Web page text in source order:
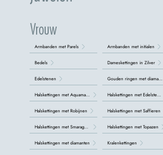
Vrouw
Armbanden met Parels
Bedels
Edelstenen
Halskettingen met Aquamarijn
Halskettingen met Robijnen
Halskettingen met Smaragden
Halskettingen met diamanten
Armbanden met initialen
Dameskettingen in Zilver
Gouden ringen met diamanten
Halskettingen met Edelstenen
Halskettingen met Saffieren
Halskettingen met Topazen
Kralenkettingen